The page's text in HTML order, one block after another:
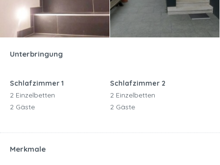
Unterbringung
Schlafzimmer 1
2 Einzelbetten
2 Gäste
Schlafzimmer 2
2 Einzelbetten
2 Gäste
Merkmale